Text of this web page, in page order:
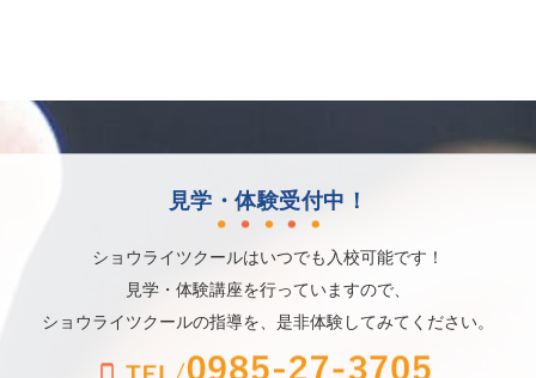
見学・体験受付中！
ショウライツクールはいつでも入校可能です！
見学・体験講座を行っていますので、
ショウライツクールの指導を、是非体験してみてください。